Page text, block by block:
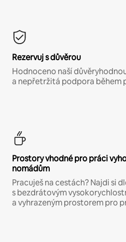
Rezervuj s důvěrou
Hodnoceno naší
a nepřetržitá podpora během
Prostory vhodné pro práci
nomádům
Pracuješ na cestách? Najdi si
s bezdrátovým
a vyhrazeným prostorem pro